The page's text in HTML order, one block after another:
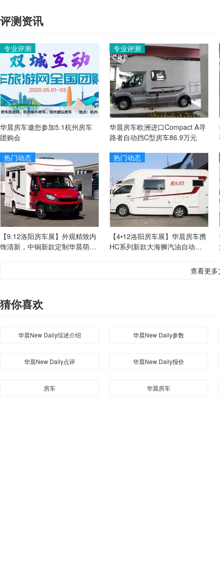
评测资讯
专业评测
华晨房车邀您参加5.1杭州房车
团购会
专业评测
华晨房车欧洲进口Compact A寻
路者自动挡C型房车86.9万元
热门动态
【9.12洛阳房车展】外观精致内
饰清新，中铜新款定制华晨萌马
热门动态
【4•12洛阳房车展】华晨房车携
HC系列新款大海狮汽油自动挡
查看更多
猜你喜欢
华晨New Daily综述介绍 华晨New Daily参数
华晨New Daily点评 华晨New Daily报价
房车 华晨房车